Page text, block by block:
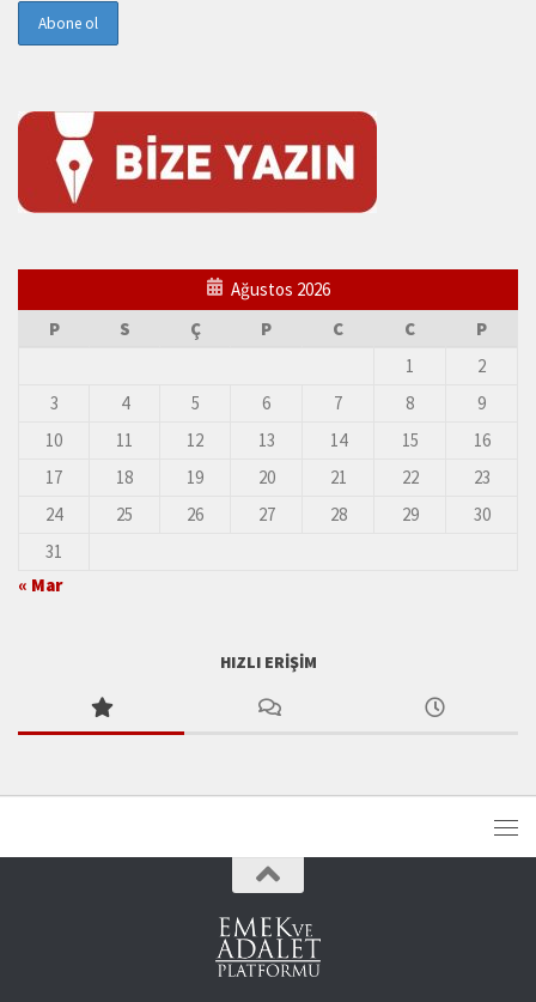
Ağustos 2026
P
S Ç P C C
P
1
2
3
4 5 6 7 8
9
10
11 12 13 14 15
16
17
18 19 20 21 22
23
24
25 26 27 28 29
30
31
« Mar
HIZLI ERIŞIM